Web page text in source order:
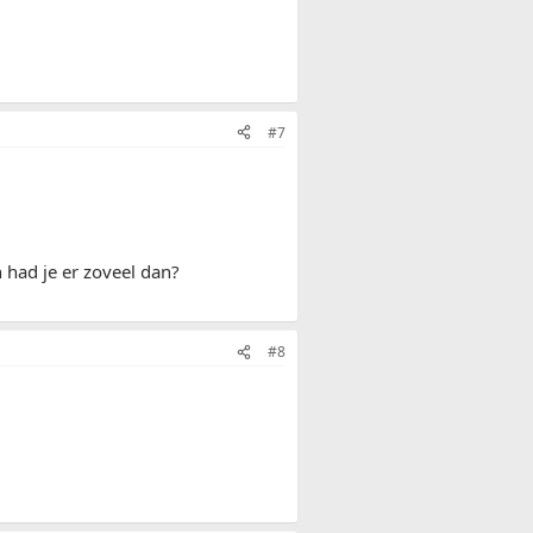
#7
je er zoveel dan?
#8